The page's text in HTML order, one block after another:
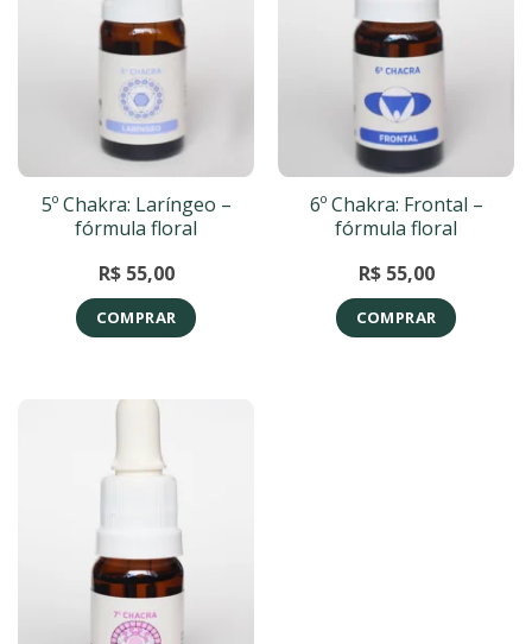
5º Chakra: Laríngeo –
fórmula floral
R$55,00
COMPRAR
6º Chakra: Frontal –
fórmula floral
R$55,00
COMPRAR